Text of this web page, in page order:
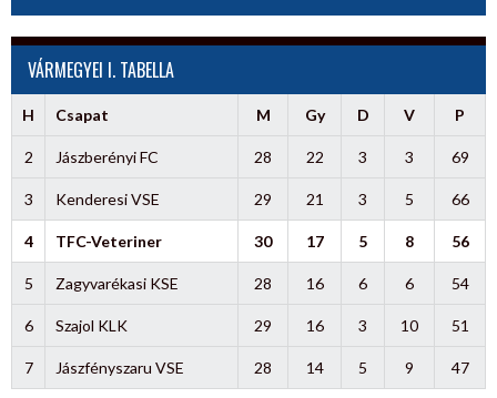
VÁRMEGYEI I. TABELLA
H Csapat M Gy D V P
2 Jászberényi FC 28 22 3 3 69
3 Kenderesi VSE 29 21 3 5 66
4 TFC-Veteriner 30 17 5 8 56
5 Zagyvarékasi KSE 28 16 6 6 54
6 Szajol KLK 29 16 3 10 51
7 Jászfényszaru VSE 28 14 5 9 47